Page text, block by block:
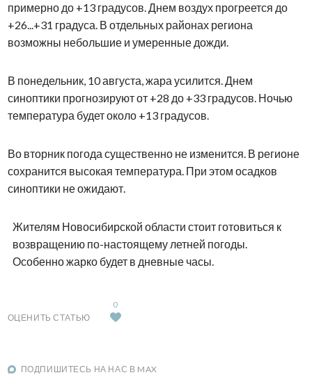
примерно до +13 градусов. Днем воздух прогреется до
+26...+31 градуса. В отдельных районах региона
возможны небольшие и умеренные дожди.
В понедельник, 10 августа, жара усилится. Днем
синоптики прогнозируют от +28 до +33 градусов. Ночью
температура будет около +13 градусов.
Во вторник погода существенно не изменится. В регионе
сохранится высокая температура. При этом осадков
синоптики не ожидают.
Жителям Новосибирской области стоит готовиться к
возвращению по-настоящему летней погоды.
Особенно жарко будет в дневные часы.
ОЦЕНИТЬ СТАТЬЮ
0
ПОДПИШИТЕСЬ НА НАС В MAX